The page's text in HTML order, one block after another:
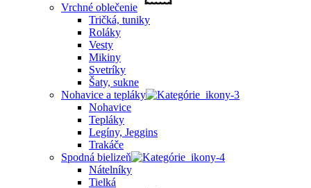
Vrchné oblečenie
Tričká, tuniky
Roláky
Vesty
Mikiny
Svetríky
Šaty, sukne
Nohavice a tepláky
Nohavice
Tepláky
Legíny, Jeggins
Trakáče
Spodná bielizeň
Nátelníky
Tielká